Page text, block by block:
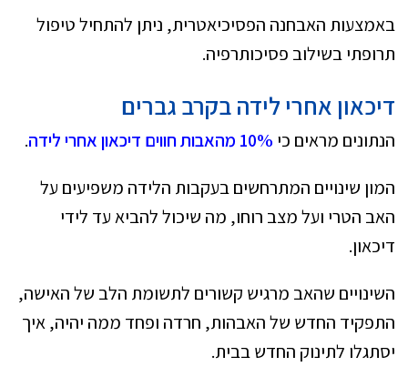
באמצעות האבחנה הפסיכיאטרית, ניתן להתחיל טיפול
תרופתי בשילוב פסיכותרפיה.
דיכאון אחרי לידה בקרב גברים
הנתונים מראים כי 10% מהאבות חווים דיכאון אחרי לידה
.
המון שינויים המתרחשים בעקבות הלידה משפיעים על
האב הטרי ועל מצב רוחו, מה שיכול להביא עד לידי
דיכאון.
השינויים שהאב מרגיש קשורים לתשומת הלב של האישה,
התפקיד החדש של האבהות, חרדה ופחד ממה יהיה, איך
יסתגלו לתינוק החדש בבית.